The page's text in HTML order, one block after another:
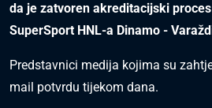
da je zatvoren akreditacijski
SuperSport HNL-a Dinamo -
Predstavnici medija kojima su
mail potvrdu tijekom dana.